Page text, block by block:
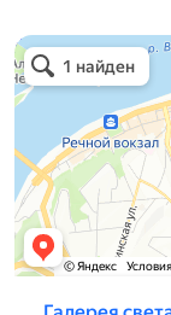
Электрон
Светильники в